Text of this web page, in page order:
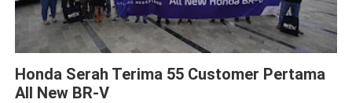
Honda Serah Terima 55 Customer Pertama
All New BR-V